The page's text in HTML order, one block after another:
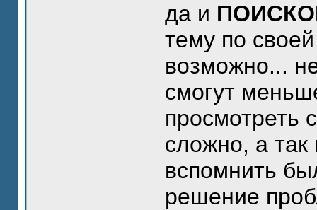
да и
тему по
возможно...
смогут
просмотреть
сложно, а
вспомнить
решение